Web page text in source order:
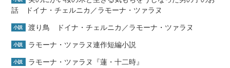
話 ドイナ・チェルニカ／ラモーナ・ツァラヌ
小説 渡り鳥 ドイナ・チェルニカ／ラモーナ・ツァラヌ
小説 ラモーナ・ツァラヌ連作短編小説
小説 ラモーナ・ツァラヌ『蓮・十二時』